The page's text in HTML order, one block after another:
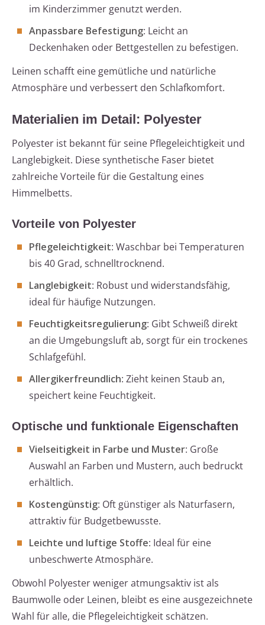
im Kinderzimmer genutzt werden.
Anpassbare Befestigung: Leicht an
Deckenhaken oder Bettgestellen zu befestigen.
Leinen schafft eine gemütliche und natürliche
Atmosphäre und verbessert den Schlafkomfort.
Materialien im Detail: Polyester
Polyester ist bekannt für seine Pflegeleichtigkeit und
Langlebigkeit. Diese synthetische Faser bietet
zahlreiche Vorteile für die Gestaltung eines
Himmelbetts.
Vorteile von Polyester
Pflegeleichtigkeit: Waschbar bei Temperaturen
bis 40 Grad, schnelltrocknend.
Langlebigkeit: Robust und widerstandsfähig,
ideal für häufige Nutzungen.
Feuchtigkeitsregulierung: Gibt Schweiß direkt
an die Umgebungsluft ab, sorgt für ein trockenes
Schlafgefühl.
Allergikerfreundlich: Zieht keinen Staub an,
speichert keine Feuchtigkeit.
Optische und funktionale Eigenschaften
Vielseitigkeit in Farbe und Muster: Große
Auswahl an Farben und Mustern, auch bedruckt
erhältlich.
Kostengünstig: Oft günstiger als Naturfasern,
attraktiv für Budgetbewusste.
Leichte und luftige Stoffe: Ideal für eine
unbeschwerte Atmosphäre.
Obwohl Polyester weniger atmungsaktiv ist als
Baumwolle oder Leinen, bleibt es eine ausgezeichnete
Wahl für alle, die Pflegeleichtigkeit schätzen.